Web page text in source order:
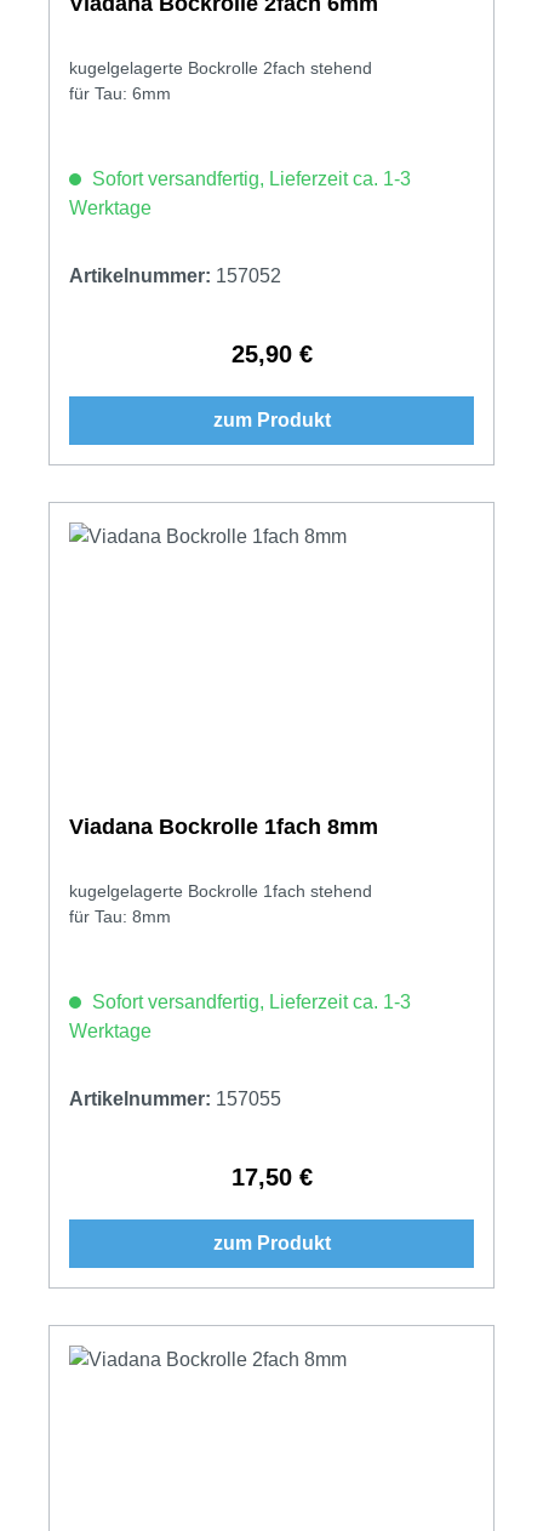
kugelgelagerte Bockrolle 2fach stehend
für Tau: 6mm
Sofort versandfertig, Lieferzeit ca. 1-3
Werktage
Artikelnummer: 157052
Regulärer Preis:
25,90 €
zum Produkt
Viadana Bockrolle 1fach 8mm
kugelgelagerte Bockrolle 1fach stehend
für Tau: 8mm
Sofort versandfertig, Lieferzeit ca. 1-3
Werktage
Artikelnummer: 157055
Regulärer Preis:
17,50 €
zum Produkt